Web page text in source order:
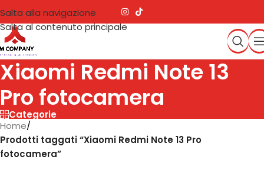
Salta alla navigazione
Salta al contenuto principale
Xiaomi Redmi Note 13
Pro fotocamera
Categorie
Home/
Prodotti taggati “Xiaomi Redmi Note 13 Pro
fotocamera”